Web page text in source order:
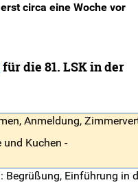
circa eine Woche vor
für die 81. LSK in der
Anmeldung,
und Kuchen -
Begrüßung, Einführung in